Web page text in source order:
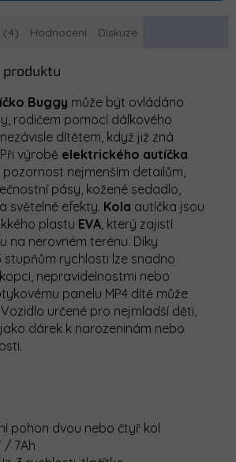
(4) Hodnocení Diskuze
produktu
Buggy může být ovládáno
rodičem pomocí dálkového
dítětem, když již zná
Při výrobě elektrického autíčka
nejmenším detailům,
pásy, kožené sedadlo,
světelné efekty. Kola autíčka jsou
plastu EVA, který zajistí
na nerovném terénu. Díky
stupňům rychlosti lze snadno
nepravidelnostmi nebo
panelu MP4 dítě může
určené pro nejmladší děti,
dárek k narozeninám nebo
pohon dvou nebo čtyř kol
/ 7Ah